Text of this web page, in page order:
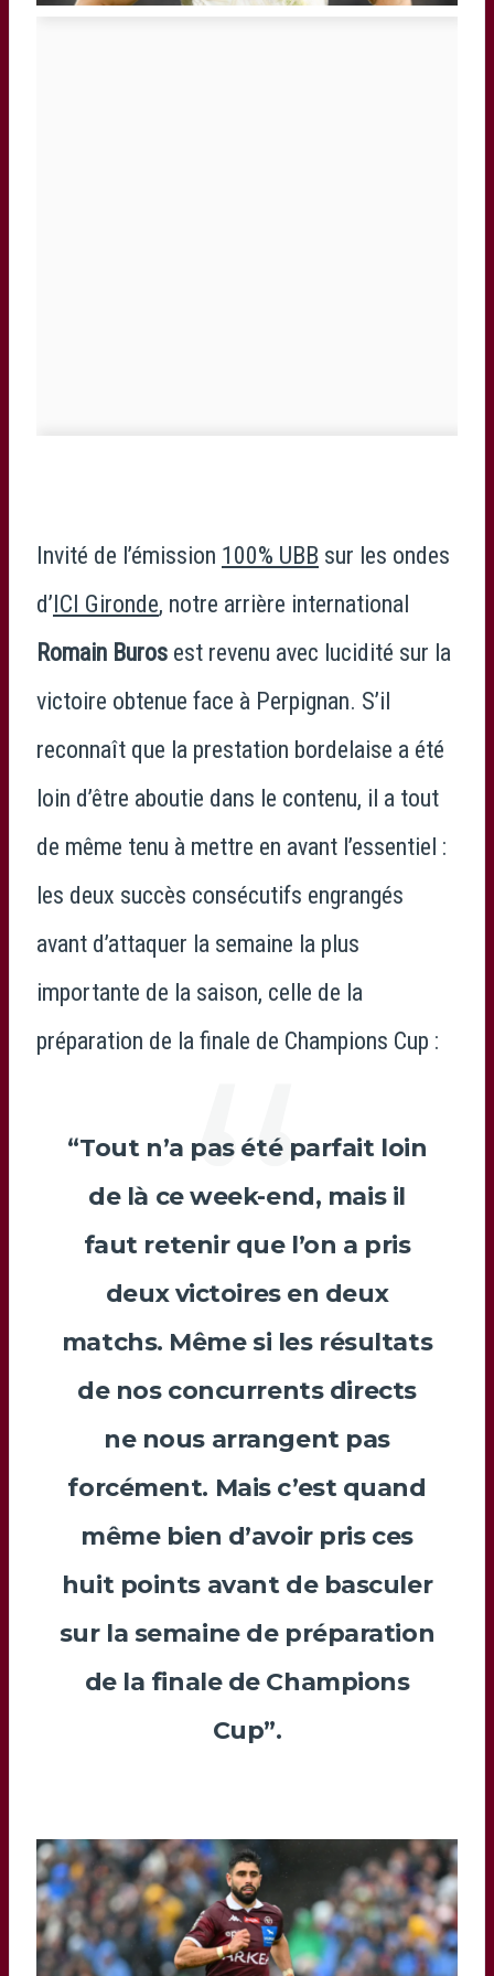
Invité de l’émission 100% UBB sur les ondes
d’ICI Gironde, notre arrière international
Romain Buros est revenu avec lucidité sur la
victoire obtenue face à Perpignan. S’il
reconnaît que la prestation bordelaise a été
loin d’être aboutie dans le contenu, il a tout
de même tenu à mettre en avant l’essentiel :
les deux succès consécutifs engrangés
avant d’attaquer la semaine la plus
importante de la saison, celle de la
préparation de la finale de Champions Cup :
“Tout n’a pas été parfait loin
de là ce week-end, mais il
faut retenir que l’on a pris
deux victoires en deux
matchs. Même si les résultats
de nos concurrents directs
ne nous arrangent pas
forcément. Mais c’est quand
même bien d’avoir pris ces
huit points avant de basculer
sur la semaine de préparation
de la finale de Champions
Cup”.